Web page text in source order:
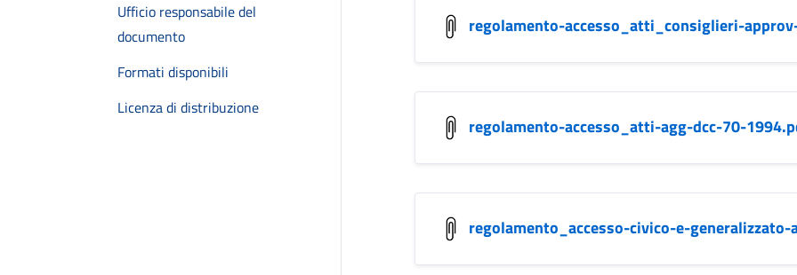
Ufficio responsabile del
documento
Formati disponibili
Licenza di distribuzione
regolamento-accesso_atti_consiglieri-
regolamento-accesso_atti-agg-dcc-70-
regolamento_accesso-civico-e-